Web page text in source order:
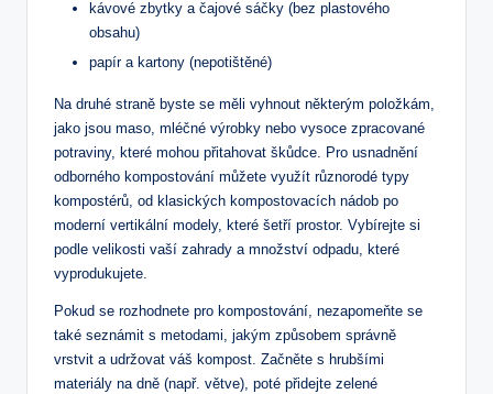
kávové zbytky a čajové sáčky (bez plastového
obsahu)
papír⁤ a kartony (nepotištěné)
Na druhé⁢ straně byste se měli vyhnout některým položkám,
jako jsou⁤ maso, mléčné výrobky nebo vysoce zpracované
potraviny, které mohou přitahovat škůdce. Pro usnadnění
odborného kompostování můžete využít různorodé typy
kompostérů, od klasických kompostovacích nádob po
moderní vertikální ​modely, které šetří prostor. Vybírejte si
podle velikosti vaší zahrady ​a množství odpadu, které ​
vyprodukujete.
Pokud‌ se rozhodnete pro⁢ kompostování,⁣ nezapomeňte⁢ se
také seznámit s metodami, jakým způsobem správně
vrstvit a⁢ udržovat ​váš kompost. Začněte s hrubšími
materiály na dně (např. větve), poté přidejte‌ zelené